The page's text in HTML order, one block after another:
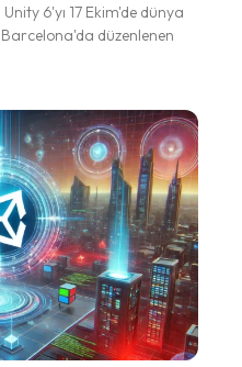
6'yı 17 Ekim'de dünya
düzenlenen